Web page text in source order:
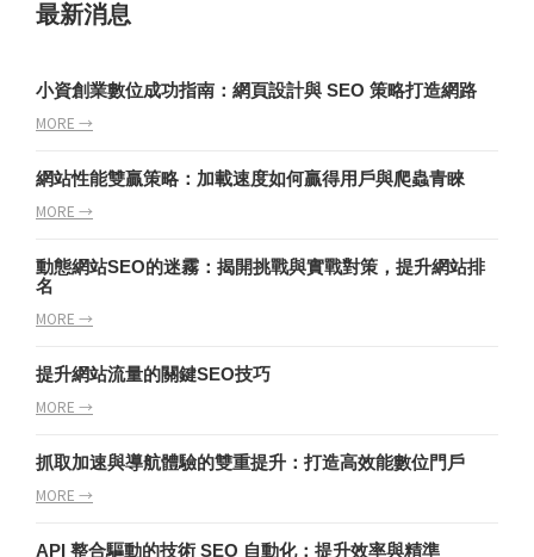
最新消息
小資創業數位成功指南：網頁設計與 SEO 策略打造網路
MORE →
網站性能雙贏策略：加載速度如何贏得用戶與爬蟲青睞
MORE →
動態網站SEO的迷霧：揭開挑戰與實戰對策，提升網站排
名
MORE →
提升網站流量的關鍵SEO技巧
MORE →
抓取加速與導航體驗的雙重提升：打造高效能數位門戶
MORE →
API 整合驅動的技術 SEO 自動化：提升效率與精準